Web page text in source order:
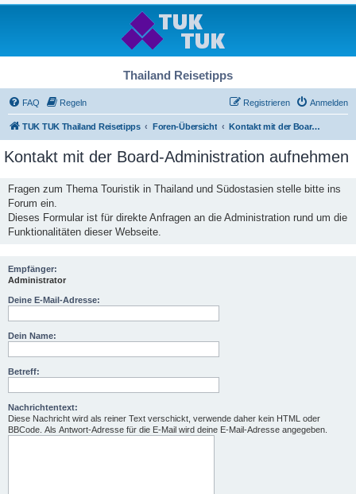
Thailand Reisetipps
FAQ Regeln Anmelden
Registrieren
TUK TUK Thailand Reisetipps Foren-Übersicht Kontakt mit der Board-Administration aufnehmen
Kontakt mit der Board-Administration aufnehmen
Fragen zum Thema Touristik in Thailand und Südostasien stelle bitte ins
Forum ein.
Dieses Formular ist für direkte Anfragen an die Administration rund um die
Funktionalitäten dieser Webseite.
Empfänger:
Administrator
Deine E-Mail-Adresse:
Dein Name:
Betreff:
Nachrichtentext:
Diese Nachricht wird als reiner Text verschickt, verwende daher kein HTML oder
BBCode. Als Antwort-Adresse für die E-Mail wird deine E-Mail-Adresse angegeben.